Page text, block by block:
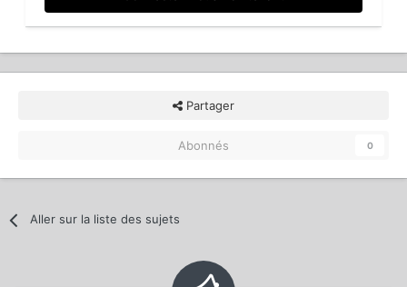
Partager
Abonnés 0
Aller sur la liste des sujets